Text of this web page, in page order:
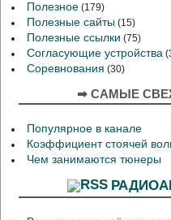
Полезное (179)
Полезные сайты (15)
Полезные ссылки (75)
Согласующие устройства
Соревнования (30)
➡ САМЫЕ
Популярное в канале
Коэффициент стоячей
Чем занимаются тюнеры